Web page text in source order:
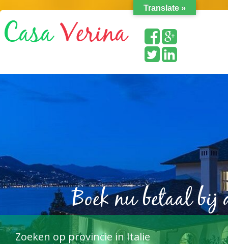
Zoeken op provincie in Italie
Boek nu betaal bij
Translate »